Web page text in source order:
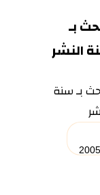
بـ
النشر
بـ سنة